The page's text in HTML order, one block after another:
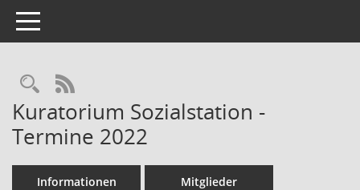
Toggle navigation
Rechercheauswahl
RSS-Feed
Kuratorium Sozialstation -
Termine 2022
Informationen Mitglieder